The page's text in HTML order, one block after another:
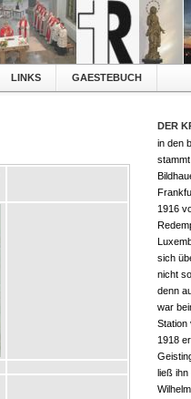
LINKS GAESTEBUCH
DER
in den
1916
sich
nicht
denn
war
Station
1918
ließ ihn